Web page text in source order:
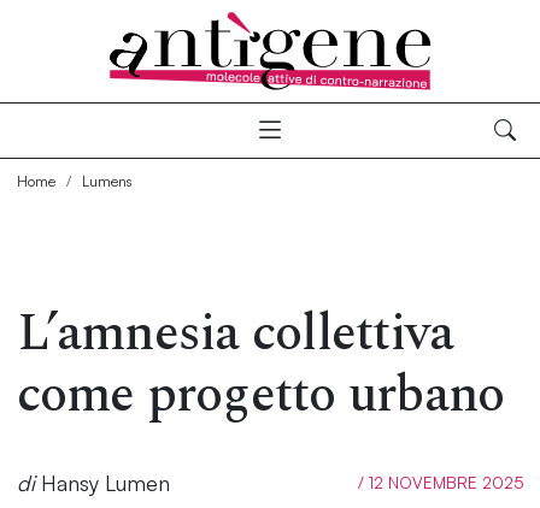
Home Lumens
L’amnesia collettiva
come progetto urbano
diHansy Lumen / 12 NOVEMBRE 2025